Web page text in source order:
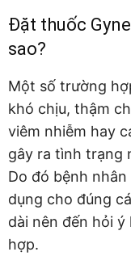
Đặt thuốc
sao?
Một số trường
khó chịu, thậm
viêm nhiễm hay
gây ra tình trạng
Do đó bệnh
dụng cho đúng
dài nên đến hỏi
hợp.